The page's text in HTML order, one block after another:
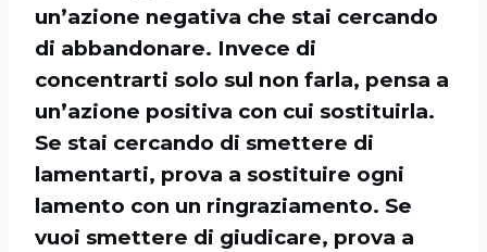
un’azione negativa che stai cercando
di abbandonare. Invece di
concentrarti solo sul non farla, pensa a
un’azione positiva con cui sostituirla.
Se stai cercando di smettere di
lamentarti, prova a sostituire ogni
lamento con un ringraziamento. Se
vuoi smettere di giudicare, prova a